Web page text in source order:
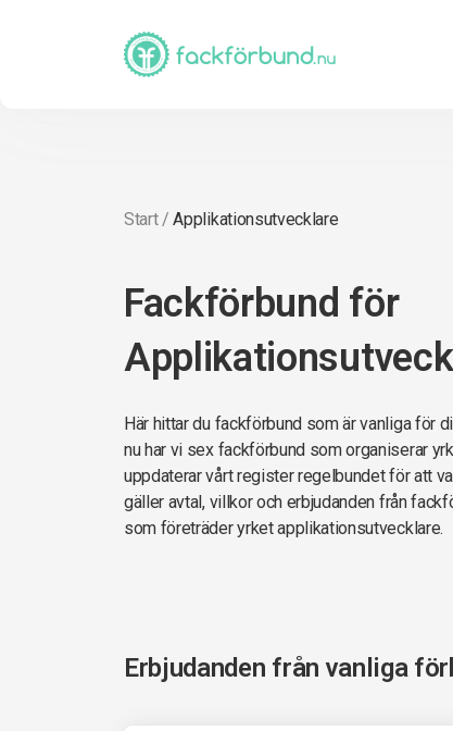
Start/Applikationsutvecklare
Fackförbund för
Här hittar du fackförbund som är vanliga för
nu har vi sex fackförbund som organiserar
uppdaterar vårt register regelbundet för att
gäller avtal, villkor och erbjudanden från
som företräder yrket applikationsutvecklare.
Erbjudanden från vanliga